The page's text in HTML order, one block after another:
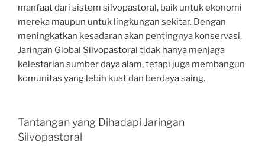
manfaat dari sistem silvopastoral, baik untuk ekonomi
mereka maupun untuk lingkungan sekitar. Dengan
meningkatkan kesadaran akan pentingnya konservasi,
Jaringan Global Silvopastoral tidak hanya menjaga
kelestarian sumber daya alam, tetapi juga membangun
komunitas yang lebih kuat dan berdaya saing.
Tantangan yang Dihadapi Jaringan
Silvopastoral